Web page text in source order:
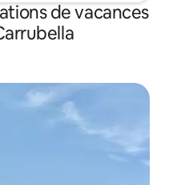
de vacances